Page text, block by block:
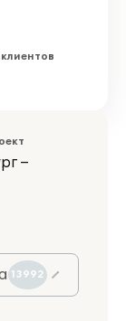
–
13992